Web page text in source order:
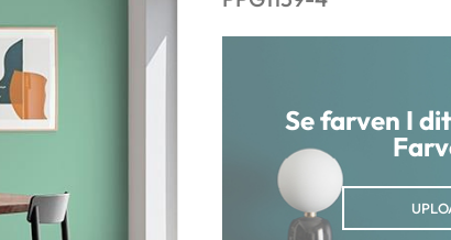
Se farven I